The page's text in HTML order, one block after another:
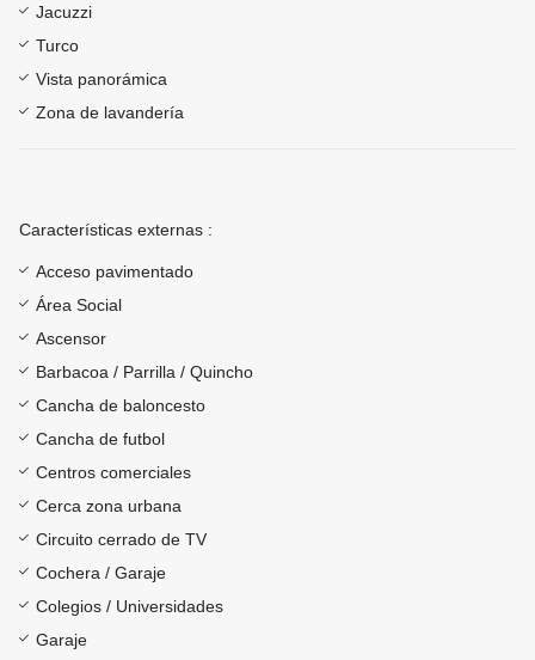
Jacuzzi
Turco
Vista panorámica
Zona de lavandería
Características externas :
Acceso pavimentado
Área Social
Ascensor
Barbacoa / Parrilla / Quincho
Cancha de baloncesto
Cancha de futbol
Centros comerciales
Cerca zona urbana
Circuito cerrado de TV
Cochera / Garaje
Colegios / Universidades
Garaje